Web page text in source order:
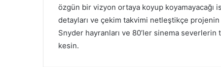
özgün bir vizyon ortaya koyup koyamayacağı
detayları ve çekim takvimi netleştikçe
Snyder hayranları ve 80’ler sinema
kesin.